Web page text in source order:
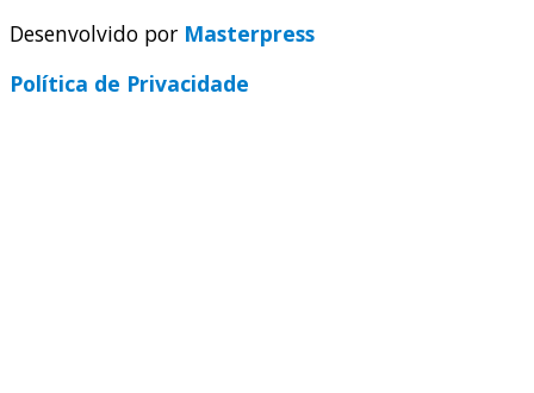
Desenvolvido por Masterpress
Política de Privacidade